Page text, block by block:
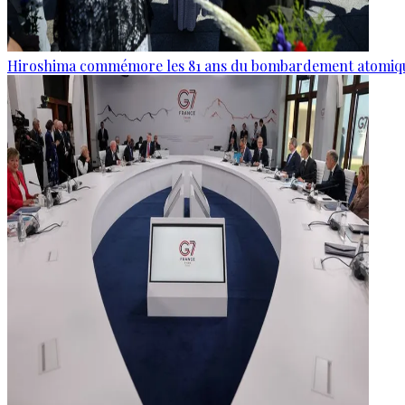
Hiroshima commémore les 81 ans du bombardement